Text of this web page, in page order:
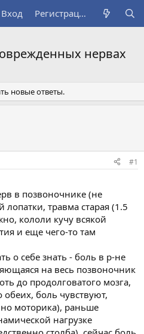
Вход Регистрация
нервах
новые ответы.
#1
в позвоночнике (не
травма старая (1.5
кололи кучу всякой
и еще чего-то там
о себе знать - боль в р-не
на весь позвоночник
до продолговатого мозга,
боль чувствуют,
моторика), раньше
нагрузке